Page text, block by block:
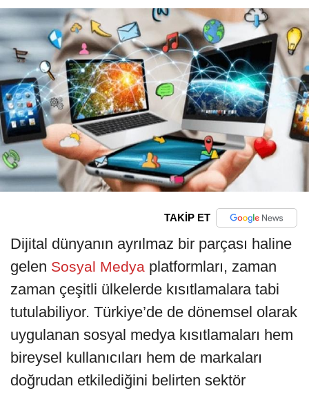
TAKİP ET
Dijital dünyanın ayrılmaz bir parçası haline
gelen Sosyal Medya platformları, zaman
zaman çeşitli ülkelerde kısıtlamalara tabi
tutulabiliyor. Türkiye’de de dönemsel olarak
uygulanan sosyal medya kısıtlamaları hem
bireysel kullanıcıları hem de markaları
doğrudan etkilediğini belirten sektör